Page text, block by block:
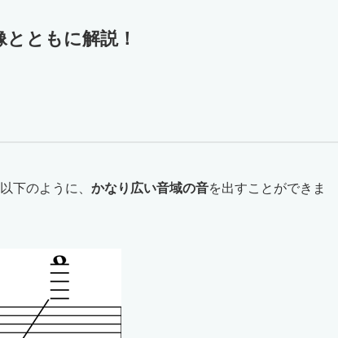
ともに解説！
下のように、 かなり広い音域の音を出すことができま